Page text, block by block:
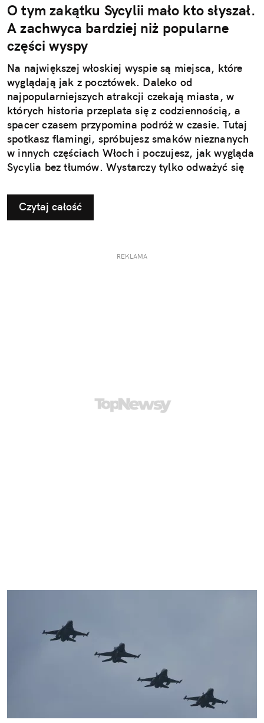
O tym zakątku Sycylii mało kto słyszał.
A zachwyca bardziej niż popularne
części wyspy
Na największej włoskiej wyspie są miejsca, które
wyglądają jak z pocztówek. Daleko od
najpopularniejszych atrakcji czekają miasta, w
których historia przeplata się z codziennością, a
spacer czasem przypomina podróż w czasie. Tutaj
spotkasz flamingi, spróbujesz smaków nieznanych
w innych częściach Włoch i poczujesz, jak wygląda
Sycylia bez tłumów. Wystarczy tylko odważyć się
Czytaj całość
REKLAMA